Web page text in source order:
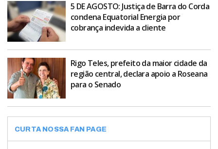
5 DE AGOSTO: Justiça de Barra do Corda
condena Equatorial Energia por
cobrança indevida a cliente
Rigo Teles, prefeito da maior cidade da
região central, declara apoio a Roseana
para o Senado
CURTA NOSSA FAN PAGE